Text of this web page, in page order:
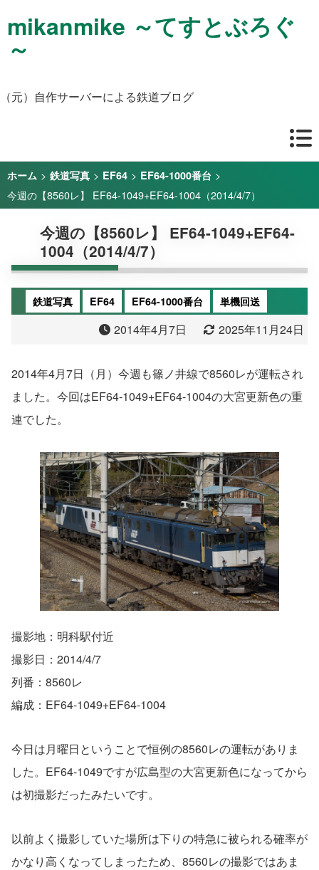
mikanmike ～てすとぶろぐ
～
（元）自作サーバーによる鉄道ブログ
ホーム > 鉄道写真 > EF64 > EF64-1000番台 >
今週の【8560レ】 EF64-1049+EF64-1004（2014/4/7）
今週の【8560レ】 EF64-1049+EF64-
1004（2014/4/7）
鉄道写真 EF64 EF64-1000番台 単機回送
2014年4月7日 2025年11月24日
2014年4月7日（月）今週も篠ノ井線で8560レが運転され
ました。今回はEF64-1049+EF64-1004の大宮更新色の重
連でした。
撮影地：明科駅付近
撮影日：2014/4/7
列番：8560レ
編成：EF64-1049+EF64-1004
今日は月曜日ということで恒例の8560レの運転がありま
した。EF64-1049ですが広島型の大宮更新色になってから
は初撮影だったみたいです。
以前よく撮影していた場所は下りの特急に被られる確率が
かなり高くなってしまったため、8560レの撮影ではあま